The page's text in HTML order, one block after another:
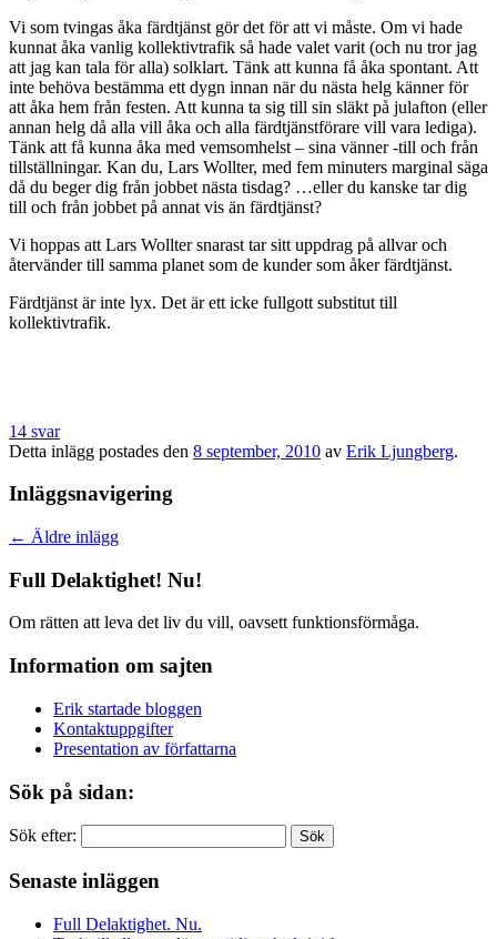
Vi som tvingas åka färdtjänst gör det för att vi måste. Om vi hade
kunnat åka vanlig kollektivtrafik så hade valet varit (och nu tror jag
att jag kan tala för alla) solklart. Tänk att kunna få åka spontant. Att
inte behöva bestämma ett dygn innan när du nästa helg känner för
att åka hem från festen. Att kunna ta sig till sin släkt på julafton (eller
annan helg då alla vill åka och alla färdtjänstförare vill vara lediga).
Tänk att få kunna åka med vemsomhelst – sina vänner -till och från
tillställningar. Kan du, Lars Wollter, med fem minuters marginal säga
då du beger dig från jobbet nästa tisdag? …eller du kanske tar dig
till och från jobbet på annat vis än färdtjänst?
Vi hoppas att Lars Wollter snarast tar sitt uppdrag på allvar och
återvänder till samma planet som de kunder som åker färdtjänst.
Färdtjänst är inte lyx. Det är ett icke fullgott substitut till
kollektivtrafik.
14 svar
Detta inlägg postades den 8 september, 2010 av Erik Ljungberg.
Inläggsnavigering
← Äldre inlägg
Full Delaktighet! Nu!
Om rätten att leva det liv du vill, oavsett funktionsförmåga.
Information om sajten
Erik startade bloggen
Kontaktuppgifter
Presentation av författarna
Sök på sidan:
Sök efter:
Senaste inläggen
Full Delaktighet. Nu.